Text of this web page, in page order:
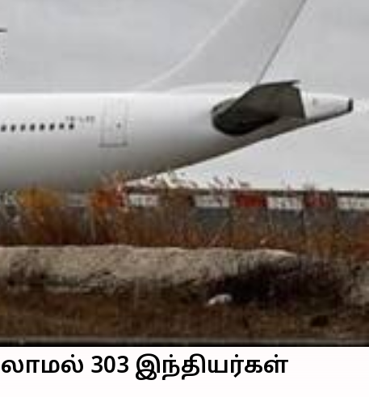
303 இந்தியர்கள்